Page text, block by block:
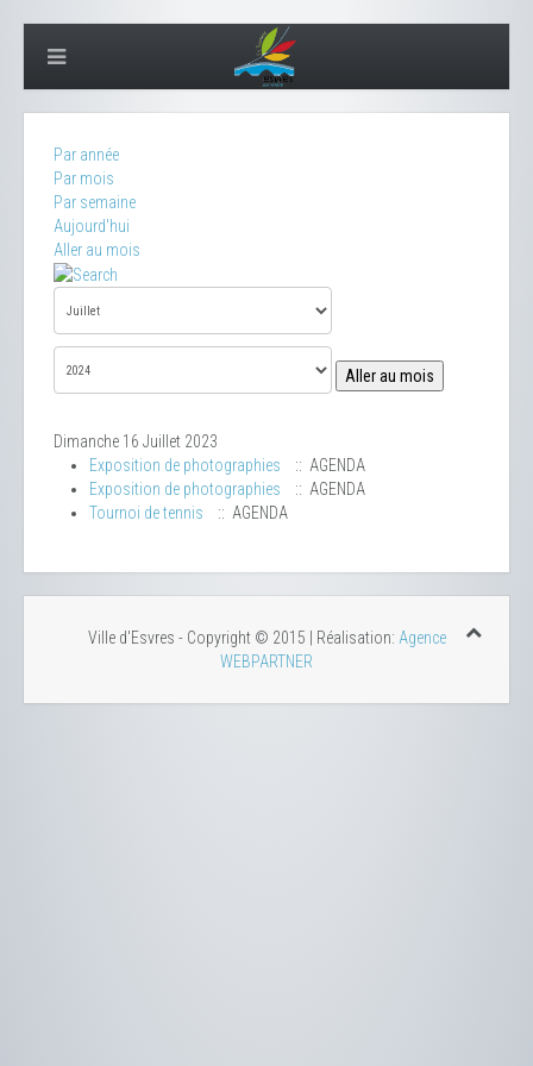
Par année
Par mois
Par semaine
Aujourd'hui
Aller au mois
Aller au mois
Dimanche 16 Juillet 2023
Exposition de photographies
:: AGENDA
Exposition de photographies
:: AGENDA
Tournoi de tennis
:: AGENDA
Ville d'Esvres - Copyright © 2015 | Réalisation: Agence
WEBPARTNER